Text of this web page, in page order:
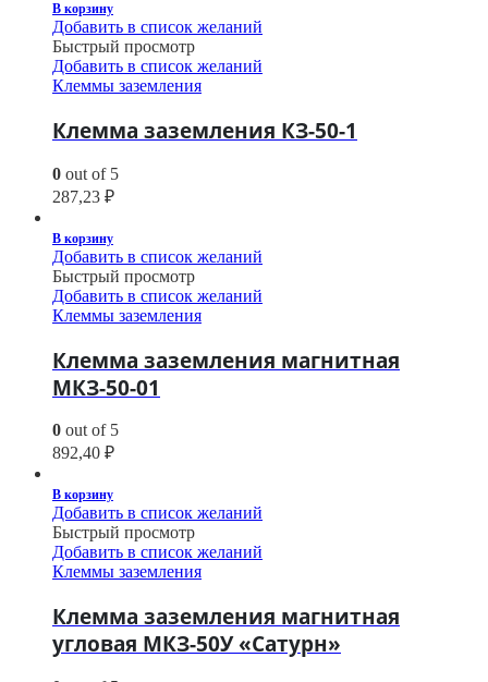
В корзину
Добавить в список желаний
Быстрый просмотр
Добавить в список желаний
Клеммы заземления
Клемма заземления КЗ-50-1
0 out of 5
287,23 ₽
В корзину
Добавить в список желаний
Быстрый просмотр
Добавить в список желаний
Клеммы заземления
Клемма заземления магнитная
МКЗ-50-01
0 out of 5
892,40 ₽
В корзину
Добавить в список желаний
Быстрый просмотр
Добавить в список желаний
Клеммы заземления
Клемма заземления магнитная
угловая МКЗ-50У «Сатурн»